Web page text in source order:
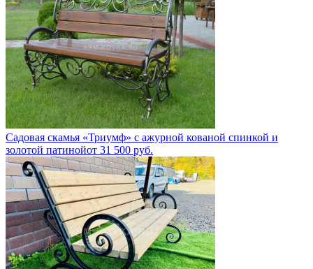
Садовая скамья «Триумф» с ажурной кованой спинкой и
золотой патинойот 31 500 руб.